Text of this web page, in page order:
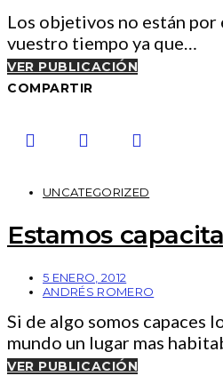
Los objetivos no están
vuestro tiempo ya que…
VER PUBLICACIÓN
COMPARTIR
UNCATEGORIZED
Estamos
5 ENERO, 2012
ANDRÉS ROMERO
Si de algo somos capaces
mundo un lugar mas
VER PUBLICACIÓN